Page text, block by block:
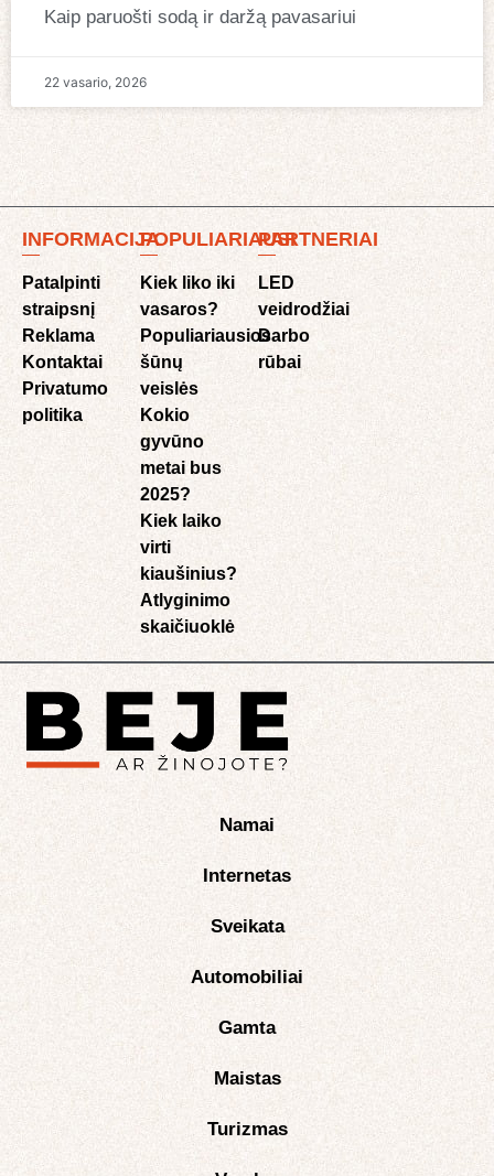
Kaip paruošti sodą ir daržą pavasariui
22 vasario, 2026
INFORMACIJA
Patalpinti
straipsnį
Reklama
Kontaktai
Privatumo
politika
POPULIARIAUSI
Kiek liko iki
vasaros?
Populiariausios
šūnų
veislės
Kokio
gyvūno
metai bus
2025?
Kiek laiko
virti
kiaušinius?
Atlyginimo
skaičiuoklė​
PARTNERIAI
LED
veidrodžiai
Darbo
rūbai
Namai
Internetas
Sveikata
Automobiliai
Gamta
Maistas
Turizmas